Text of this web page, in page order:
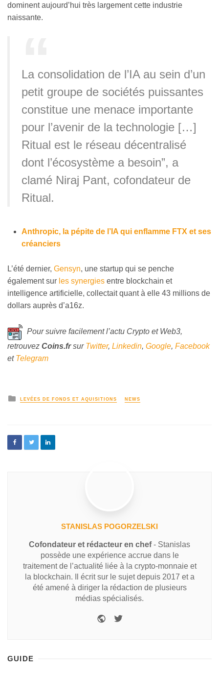
dominent aujourd’hui très largement cette industrie
naissante.
La consolidation de l’IA au sein d’un
petit groupe de sociétés puissantes
constitue une menace importante
pour l’avenir de la technologie […]
Ritual est le réseau décentralisé
dont l’écosystème a besoin”, a
clamé Niraj Pant, cofondateur de
Ritual.
Anthropic, la pépite de l’IA qui enflamme FTX et ses
créanciers
L’été dernier, Gensyn, une startup qui se penche
également sur les synergies entre blockchain et
intelligence artificielle, collectait quant à elle 43 millions de
dollars auprès d’a16z.
Pour suivre facilement l’actu Crypto et Web3,
retrouvez Coins.frsur Twitter, Linkedin, Google, Facebook
et Telegram
LEVÉES DE FONDS ET AQUISITIONS NEWS
STANISLAS POGORZELSKI
Cofondateur et rédacteur en chef- Stanislas
possède une expérience accrue dans le
traitement de l’actualité liée à la crypto-monnaie et
la blockchain. Il écrit sur le sujet depuis 2017 et a
été amené à diriger la rédaction de plusieurs
médias spécialisés.
GUIDE